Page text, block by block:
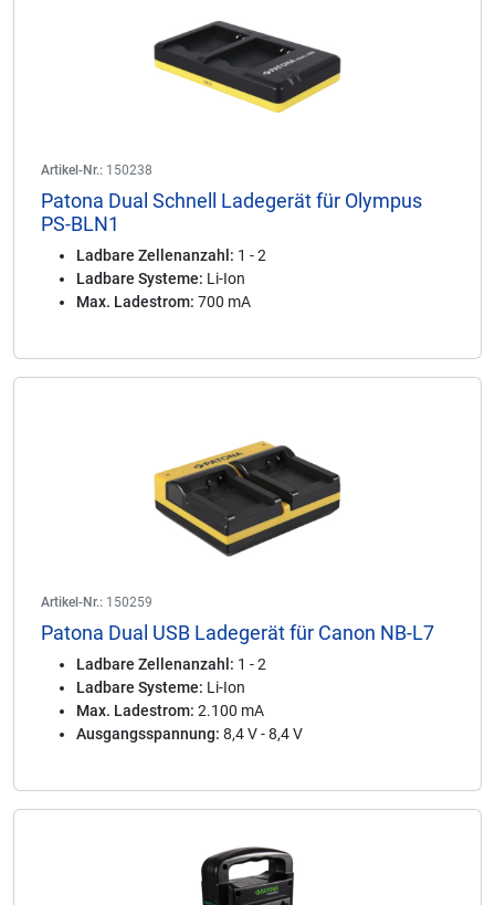
Artikel-Nr.: 150238
Patona Dual Schnell Ladegerät für Olympus
PS-BLN1
Ladbare Zellenanzahl: 1 - 2
Ladbare Systeme: Li-Ion
Max. Ladestrom: 700 mA
Artikel-Nr.: 150259
Patona Dual USB Ladegerät für Canon NB-L7
Ladbare Zellenanzahl: 1 - 2
Ladbare Systeme: Li-Ion
Max. Ladestrom: 2.100 mA
Ausgangsspannung: 8,4 V - 8,4 V